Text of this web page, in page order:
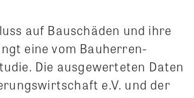
auf Bauschäden und ihre
eine vom Bauherren-
Die ausgewerteten Daten
e.V. und der